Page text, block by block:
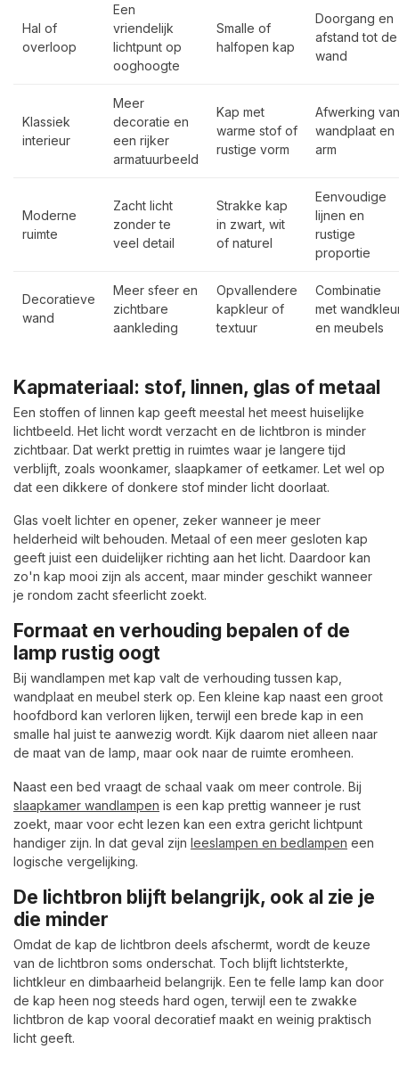
Hal of
overloop
Een
vriendelijk
lichtpunt op
ooghoogte
Smalle of
halfopen kap
Doorgang en
afstand tot de
wand
Klassiek
interieur
Meer
decoratie en
een rijker
armatuurbeeld
Kap met
warme stof of
rustige vorm
Afwerking van
wandplaat en
arm
Moderne
ruimte
Zacht licht
zonder te
veel detail
Strakke kap
in zwart, wit
of naturel
Eenvoudige
lijnen en
rustige
proportie
Decoratieve
wand
Meer sfeer en
zichtbare
aankleding
Opvallendere
kapkleur of
textuur
Combinatie
met
en meubels
Kapmateriaal: stof, linnen, glas of metaal
Een stoffen of linnen kap geeft meestal het meest huiselijke
lichtbeeld. Het licht wordt verzacht en de lichtbron is minder
zichtbaar. Dat werkt prettig in ruimtes waar je langere tijd
verblijft, zoals woonkamer, slaapkamer of eetkamer. Let wel op
dat een dikkere of donkere stof minder licht doorlaat.
Glas voelt lichter en opener, zeker wanneer je meer
helderheid wilt behouden. Metaal of een meer gesloten kap
geeft juist een duidelijker richting aan het licht. Daardoor kan
zo'n kap mooi zijn als accent, maar minder geschikt wanneer
je rondom zacht sfeerlicht zoekt.
Formaat en verhouding bepalen of de
lamp rustig oogt
Bij wandlampen met kap valt de verhouding tussen kap,
wandplaat en meubel sterk op. Een kleine kap naast een groot
hoofdbord kan verloren lijken, terwijl een brede kap in een
smalle hal juist te aanwezig wordt. Kijk daarom niet alleen naar
de maat van de lamp, maar ook naar de ruimte eromheen.
Naast een bed vraagt de schaal vaak om meer controle. Bij
slaapkamer wandlampen is een kap prettig wanneer je rust
zoekt, maar voor echt lezen kan een extra gericht lichtpunt
handiger zijn. In dat geval zijn leeslampen en bedlampen een
logische vergelijking.
De lichtbron blijft belangrijk, ook al zie je
die minder
Omdat de kap de lichtbron deels afschermt, wordt de keuze
van de lichtbron soms onderschat. Toch blijft lichtsterkte,
lichtkleur en dimbaarheid belangrijk. Een te felle lamp kan door
de kap heen nog steeds hard ogen, terwijl een te zwakke
lichtbron de kap vooral decoratief maakt en weinig praktisch
licht geeft.